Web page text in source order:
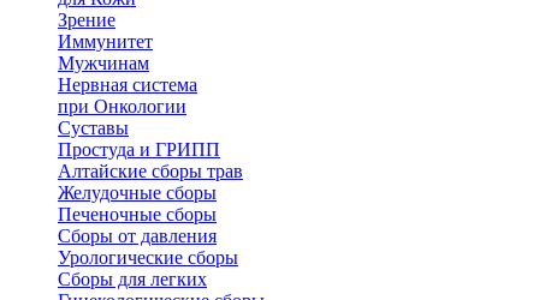
Зрение
Иммунитет
Мужчинам
Нервная система
при Онкологии
Суставы
Простуда и ГРИПП
Алтайские сборы трав
Желудочные сборы
Печеночные сборы
Сборы от давления
Урологические сборы
Сборы для легких